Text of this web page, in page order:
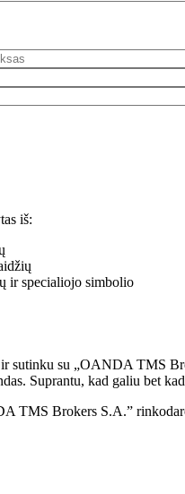
iš:
ir specialiojo simbolio
sutinku su „OANDA TMS
Suprantu, kad galiu bet
TMS Brokers S.A.”